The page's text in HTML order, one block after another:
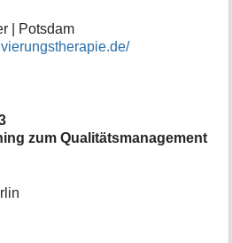
| Potsdam
zum Qualitätsmanagement